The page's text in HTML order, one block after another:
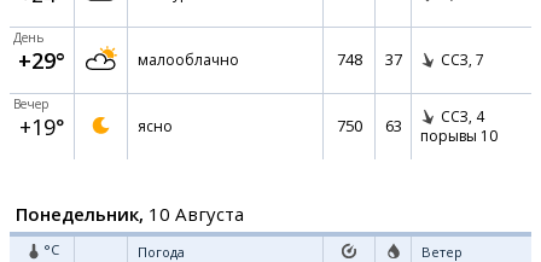
День
+29° малооблачно 748 37 ССЗ, 7
Вечер
+19° ясно 750 63 ССЗ, 4
порывы 10
Понедельник, 10 Августа
°C Погода Ветер